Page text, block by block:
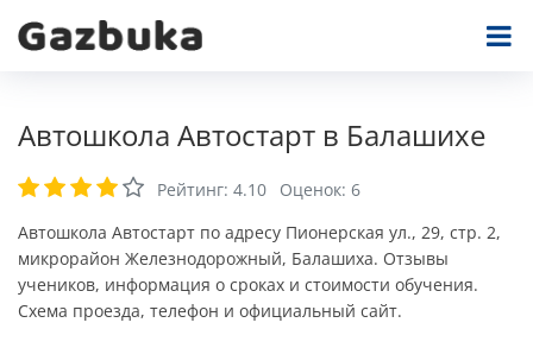
Автошкола Автостарт в Балашихе
Рейтинг: 4.10 Оценок: 6
Автошкола Автостарт по адресу Пионерская ул., 29, стр. 2,
микрорайон Железнодорожный, Балашиха. Отзывы
учеников, информация о сроках и стоимости обучения.
Схема проезда, телефон и официальный сайт.